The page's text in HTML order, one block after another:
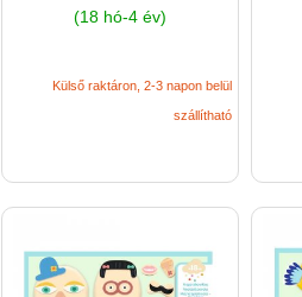
(18 hó-4 év)
Külső raktáron, 2-3 napon belül
szállítható